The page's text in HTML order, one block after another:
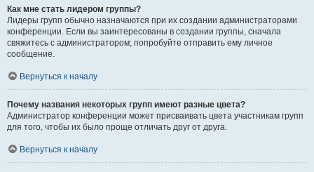
Как мне стать лидером группы?
Лидеры групп обычно назначаются при их создании администраторами
конференции. Если вы заинтересованы в создании группы, сначала
свяжитесь с администратором; попробуйте отправить ему личное
сообщение.
Вернуться к началу
Почему названия некоторых групп имеют разные цвета?
Администратор конференции может присваивать цвета участникам групп
для того, чтобы их было проще отличать друг от друга.
Вернуться к началу